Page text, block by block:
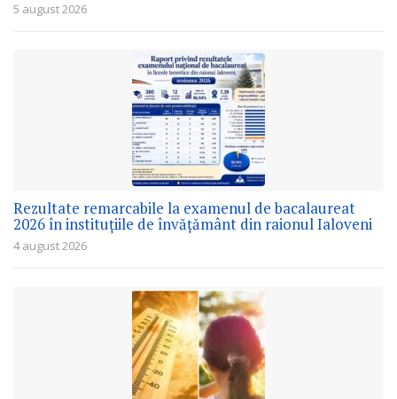
5 august 2026
Rezultate remarcabile la examenul de bacalaureat
2026 în instituțiile de învățământ din raionul Ialoveni
4 august 2026